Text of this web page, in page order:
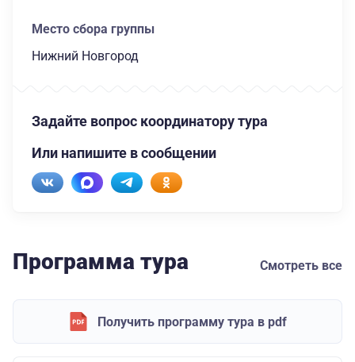
Место сбора группы
Нижний Новгород
Задайте вопрос координатору тура
Или напишите в сообщении
Программа тура Смотреть все
Получить программу тура в pdf